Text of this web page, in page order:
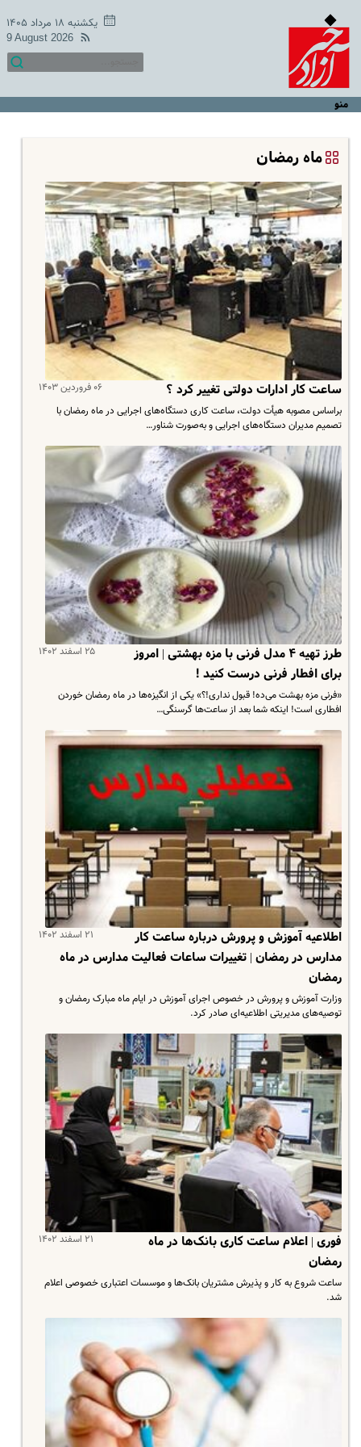
یکشنبه ۱۸ مرداد ۱۴۰۵
9 August 2026
منو
ماه رمضان
۰۶ فروردین ۱۴۰۳ ساعت کار ادارات دولتی تغییر کرد ؟
براساس مصوبه هیأت دولت، ساعت کاری دستگاه‌های اجرایی در ماه رمضان با
تصمیم مدیران دستگاه‌های اجرایی و به‌صورت شناور…
۲۵ اسفند ۱۴۰۲
طرز تهیه ۴ مدل فرنی با مزه بهشتی | امروز
برای افطار فرنی درست کنید !
«فرنی مزه بهشت می‌ده! قبول نداری!؟» یکی از انگیزه‌ها در ماه رمضان خوردن
افطاری است! اینکه شما بعد از ساعت‌ها گرسنگی…
۲۱ اسفند ۱۴۰۲
اطلاعیه آموزش و پرورش درباره ساعت کار
مدارس در رمضان | تغییرات ساعات فعالیت مدارس در ماه
رمضان
وزارت آموزش و پرورش در خصوص اجرای آموزش در ایام ماه مبارک رمضان و
توصیه‌های مدیریتی اطلاعیه‌ای صادر کرد.
۲۱ اسفند ۱۴۰۲
فوری | اعلام ساعت کاری بانک‌ها در ماه
رمضان
ساعت شروع به کار و پذیرش مشتریان بانک‌ها و موسسات اعتباری خصوصی اعلام
شد.